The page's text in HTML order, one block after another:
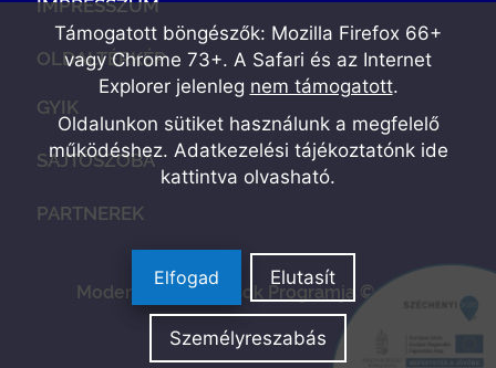
IMPRESSZUM
OLDALTÉRKÉP
GYIK
SAJTÓSZOBA
PARTNEREK
Modern Vállalkozások Programja © 2022
Támogatott böngészők: Mozilla Firefox 66+
vagy Chrome 73+. A Safari és az Internet
Explorer jelenleg nem támogatott.
Oldalunkon sütiket használunk a megfelelő
működéshez. Adatkezelési tájékoztatónk ide
kattintva olvasható.
Elfogad Elutasít
Személyreszabás